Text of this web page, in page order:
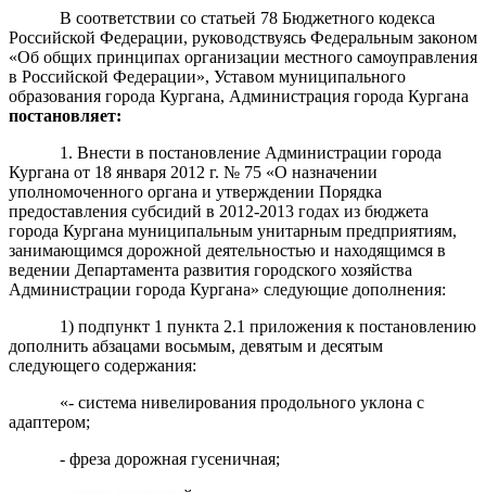
В соответствии со статьей 78 Бюджетного кодекса
Российской Федерации, руководствуясь Федеральным законом
«Об общих принципах организации местного самоуправления
в Российской Федерации», Уставом муниципального
образования города Кургана, Администрация города Кургана
постановляет:
1. Внести в постановление Администрации города
Кургана от 18 января 2012 г. № 75 «О назначении
уполномоченного органа и утверждении Порядка
предоставления субсидий в 2012-2013 годах из бюджета
города Кургана муниципальным унитарным предприятиям,
занимающимся дорожной деятельностью и находящимся в
ведении Департамента развития городского хозяйства
Администрации города Кургана» следующие дополнения:
1) подпункт 1 пункта 2.1 приложения к постановлению
дополнить абзацами восьмым, девятым и десятым
следующего содержания:
«- система нивелирования продольного уклона с
адаптером;
- фреза дорожная гусеничная;